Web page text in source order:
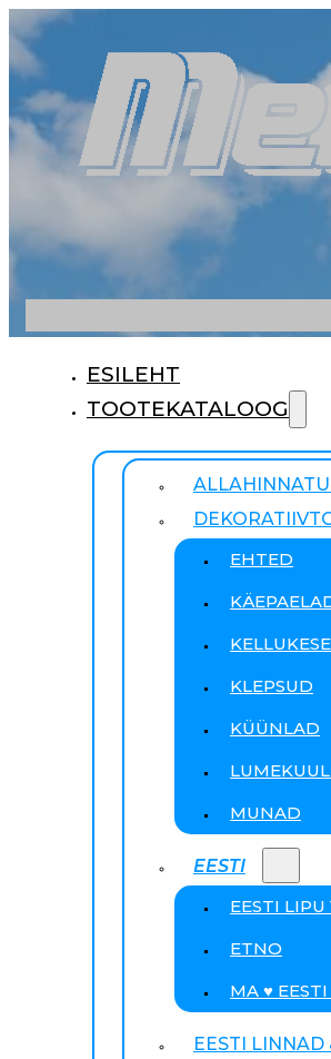
ESILEHT
TOOTEKATALOOG
EHTED
KLEPSUD
KÜÜNLAD
MUNAD
EESTI
EESTI LIPU
ETNO
MA ♥
EESTI